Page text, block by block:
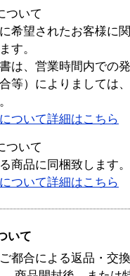
ついて
希望されたお客様に
す。
は、営業時間内での
等）によりましては
ついて詳細はこちら
ついて
商品に同梱致します。
ついて詳細はこちら
いて
都合による返品・交